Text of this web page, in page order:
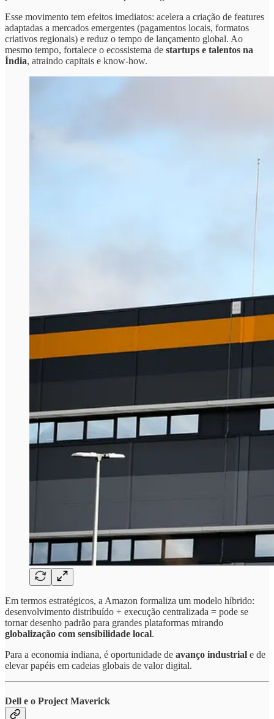
Esse movimento tem efeitos imediatos: acelera a criação de features
adaptadas a mercados emergentes (pagamentos locais, formatos
criativos regionais) e reduz o tempo de lançamento global. Ao
mesmo tempo, fortalece o ecossistema de startups e talentos na
Índia, atraindo capitais e know-how.
Em termos estratégicos, a Amazon formaliza um modelo híbrido:
desenvolvimento distribuído + execução centralizada = pode se
tornar desenho padrão para grandes plataformas mirando
globalização com sensibilidade local.
Para a economia indiana, é oportunidade de avanço industrial e de
elevar papéis em cadeias globais de valor digital.
Dell e o Project Maverick